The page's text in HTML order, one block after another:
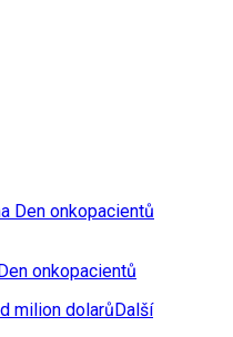
onkopacientů
Další